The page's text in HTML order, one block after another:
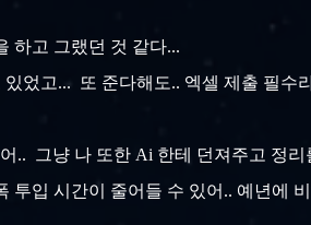
하고 그랬던 것 같다...
었고... 또 준다해도.. 엑셀 제출 필수
그냥 나 또한 Ai 한테 던져주고 정리
입 시간이 줄어들 수 있어.. 예년에